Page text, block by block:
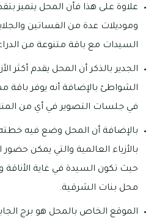
علاوة على هذا فأن المحل يتميز
وموديلات عدة من الفساتين
السيدات مع باقة متنوعة من
الجدير بالذكر أن المحل يقدم أكثر
الشواطئ بالإضافة أنه يوفر
في جلسات التصوير في أي من
بالإضافة أن المحل وضع فيه خطته
بالأزياء العالمية والتي يمكن
حيث تكون السيدة في غاية الأناقة
محل بنات الشرقية.
الموقع الخاص بالمحل هو برج